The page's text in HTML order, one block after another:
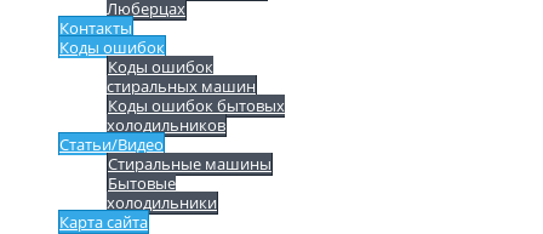
Люберцах
Контакты
Коды ошибок
Коды ошибок
стиральных машин
Коды ошибок бытовых
холодильников
Статьи/Видео
Стиральные машины
Бытовые
холодильники
Карта сайта